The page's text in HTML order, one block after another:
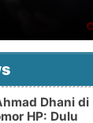
Dhani di
HP: Dulu